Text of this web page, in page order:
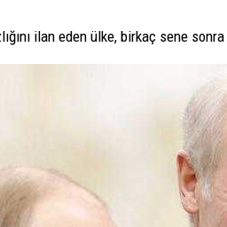
ilan eden ülke, birkaç sene